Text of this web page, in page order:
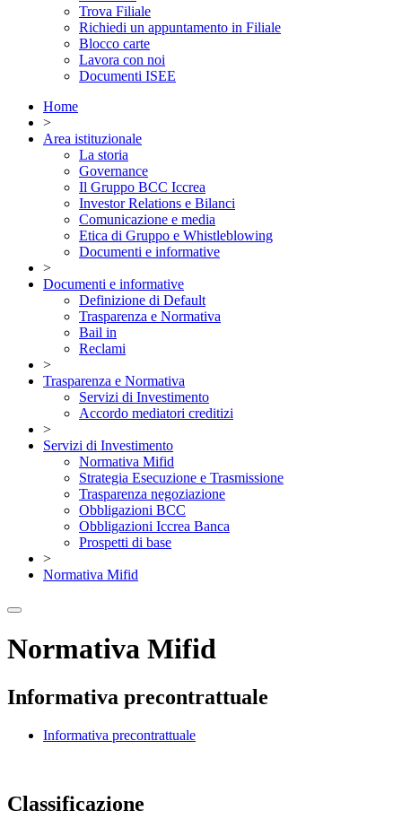
Trova Filiale
Richiedi un appuntamento in Filiale
Blocco carte
Lavora con noi
Documenti ISEE
Home
>
Area istituzionale
La storia
Governance
Il Gruppo BCC Iccrea
Investor Relations e Bilanci
Comunicazione e media
Etica di Gruppo e Whistleblowing
Documenti e informative
>
Documenti e informative
Definizione di Default
Trasparenza e Normativa
Bail in
Reclami
>
Trasparenza e Normativa
Servizi di Investimento
Accordo mediatori creditizi
>
Servizi di Investimento
Normativa Mifid
Strategia Esecuzione e Trasmissione
Trasparenza negoziazione
Obbligazioni BCC
Obbligazioni Iccrea Banca
Prospetti di base
>
Normativa Mifid
Normativa Mifid
Informativa precontrattuale
Informativa precontrattuale
Classificazione